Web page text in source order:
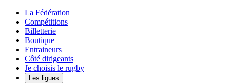
La Fédération
Compétitions
Billetterie
Boutique
Entraineurs
Côté dirigeants
Je choisis le rugby
Les ligues